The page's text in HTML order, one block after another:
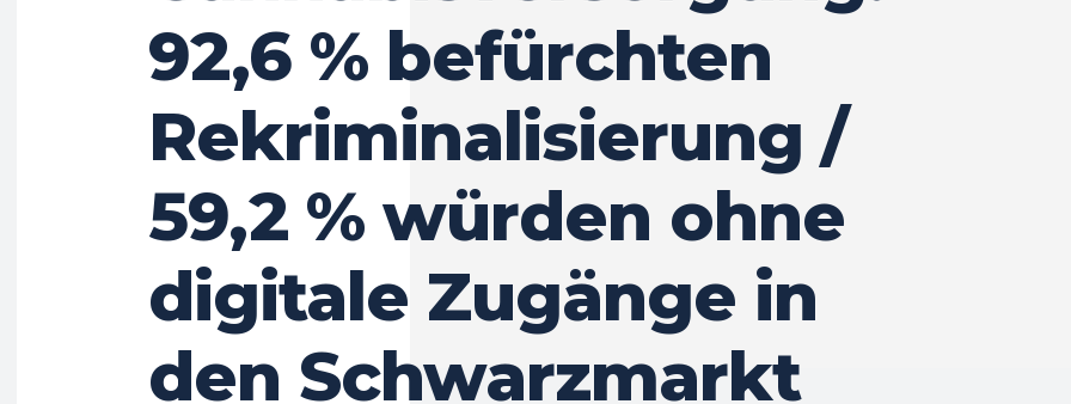
92,6 % befürchten
Rekriminalisierung /
59,2 % würden ohne
digitale Zugänge in
den Schwarzmarkt